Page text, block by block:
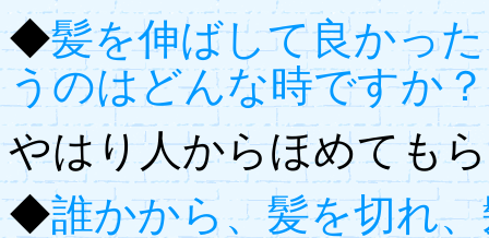
◆髪を伸ばして良かっ
うのはどんな時ですか？
やはり人からほめても
◆誰かから、髪を切れ